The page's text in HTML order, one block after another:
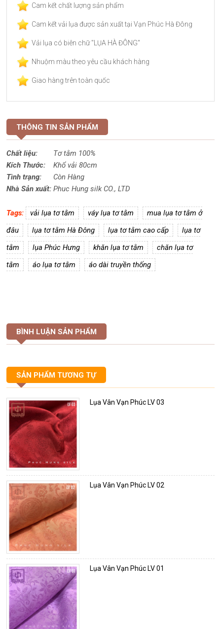
Cam kết chất lượng sản phẩm
Cam kết vải lụa được sản xuất tại Vạn Phúc Hà Đông
Vải lụa có biên chữ "LỤA HÀ ĐÔNG"
Nhuộm màu theo yêu cầu khách hàng
Giao hàng trên toàn quốc
THÔNG TIN SẢN PHẨM
Chất liệu: Tơ tằm 100%
Kích Thước: Khổ vải 80cm
Tình trạng: Còn Hàng
Nhà Sản xuất: Phuc Hung silk CO., LTD
Tags: vải lụa tơ tằm váy lụa tơ tằm
mua lụa tơ tằm ở
đâu
lụa tơ tằm Hà Đông lụa tơ tằm cao cấp
lụa tơ
tằm
lụa Phúc Hưng khăn lụa tơ tằm
chăn lụa tơ
tằm
áo lụa tơ tằm áo dài truyền thống
BÌNH LUẬN SẢN PHẨM
SẢN PHẨM TƯƠNG TỰ
Lụa Vân Vạn Phúc LV 03
Lụa Vân Vạn Phúc LV 02
Lụa Vân Vạn Phúc LV 01